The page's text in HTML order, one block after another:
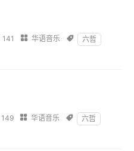
141  华语音乐 
六哲
149  华语音乐 
六哲